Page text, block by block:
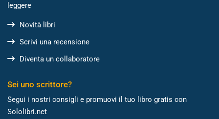
leggere
Novità libri
Scrivi una recensione
Diventa un collaboratore
Sei uno scrittore?
Segui i nostri consigli e promuovi il tuo libro gratis con
Sololibri.net